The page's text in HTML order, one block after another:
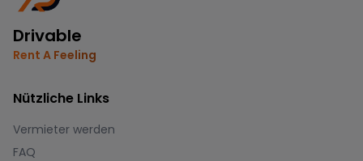
Drivable
Rent A Feeling
Nützliche Links
Vermieter werden
FAQ